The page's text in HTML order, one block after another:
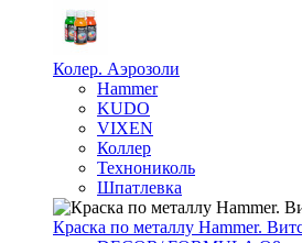
Колер. Аэрозоли
Hammer
KUDO
VIXEN
Коллер
Технониколь
Шпатлевка
Краска по металлу Hammer.